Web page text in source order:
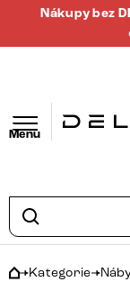
Nákupy bez
Menu
Kategorie